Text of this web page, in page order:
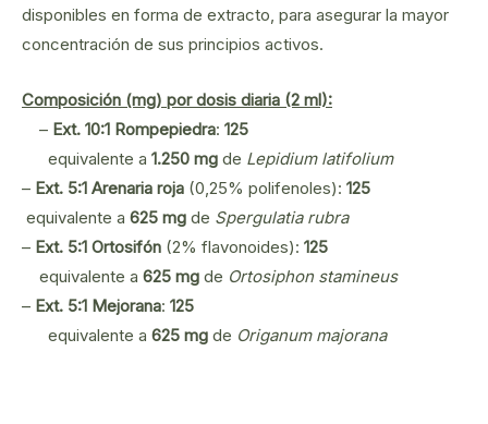
disponibles en forma de extracto, para asegurar la mayor
concentración de sus principios activos.
Composición (mg) por dosis diaria (2 ml):
– Ext. 10:1 Rompepiedra: 125
equivalente a 1.250 mg de Lepidium latifolium
– Ext. 5:1 Arenaria roja (0,25% polifenoles): 125
equivalente a 625 mg de Spergulatia rubra
– Ext. 5:1 Ortosifón (2% flavonoides): 125
equivalente a 625 mg de Ortosiphon stamineus
– Ext. 5:1 Mejorana: 125
equivalente a 625 mg de Origanum majorana